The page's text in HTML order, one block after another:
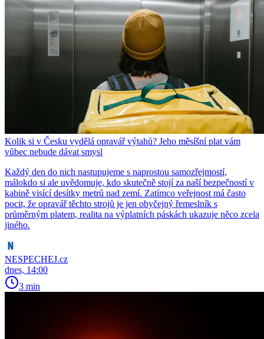
Kolik si v Česku vydělá opravář výtahů? Jeho měsíšní plat vám
vůbec nebude dávat smysl
Každý den do nich nastupujeme s naprostou samozřejmostí,
málokdo si ale uvědomuje, kdo skutečně stojí za naší bezpečností v
kabině visící desítky metrů nad zemí. Zatímco veřejnost má často
pocit, že opravář těchto strojů je jen obyčejný řemeslník s
průměrným platem, realita na výplatních páskách ukazuje něco zcela
jiného.
NESPECHEJ.cz
dnes, 14:00
3 min